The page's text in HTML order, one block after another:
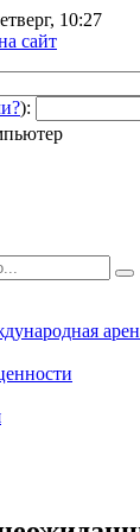
10:27
сайт
):